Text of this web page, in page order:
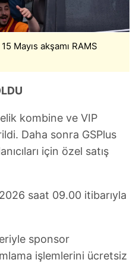
Mayıs akşamı RAMS
kombine ve VIP
Daha sonra GSPlus
için özel satış
saat 09.00 itibarıyla
sponsor
işlemlerini ücretsiz